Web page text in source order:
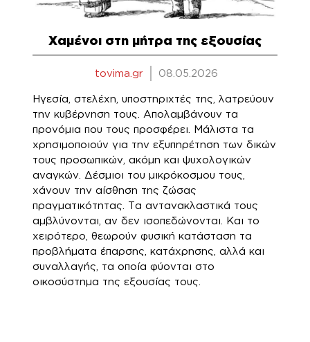
Χαμένοι στη μήτρα της εξουσίας
tovima.gr 08.05.2026
Ηγεσία, στελέχη, υποστηριχτές της, λατρεύουν
την κυβέρνηση τους. Απολαμβάνουν τα
προνόμια που τους προσφέρει. Μάλιστα τα
χρησιμοποιούν για την εξυπηρέτηση των δικών
τους προσωπικών, ακόμη και ψυχολογικών
αναγκών. Δέσμιοι του μικρόκοσμου τους,
χάνουν την αίσθηση της ζώσας
πραγματικότητας. Τα αντανακλαστικά τους
αμβλύνονται, αν δεν ισοπεδώνονται. Και το
χειρότερο, θεωρούν φυσική κατάσταση τα
προβλήματα έπαρσης, κατάχρησης, αλλά και
συναλλαγής, τα οποία φύονται στο
οικοσύστημα της εξουσίας τους.